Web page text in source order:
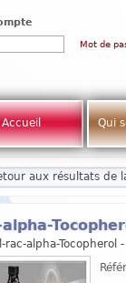
Mot de
Accueil Qui
aux résultats de
rac-alpha-Tocopherol